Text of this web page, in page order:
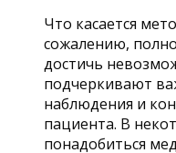
Что касается
сожалению,
достичь
подчеркивают
наблюдения и
пациента. В
понадобиться